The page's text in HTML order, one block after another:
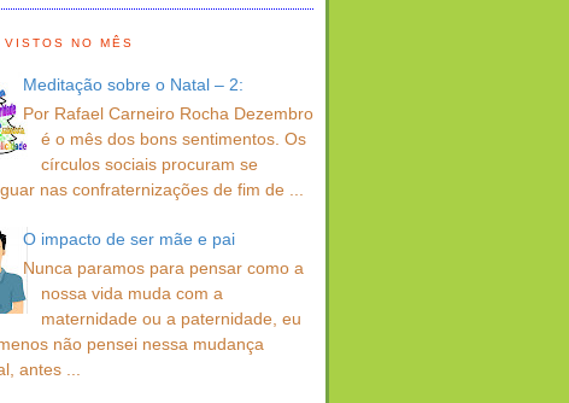
VISTOS NO MÊS
Meditação sobre o Natal – 2:
Por Rafael Carneiro Rocha Dezembro
é o mês dos bons sentimentos. Os
círculos sociais procuram se
nas confraternizações de fim de ...
O impacto de ser mãe e pai
Nunca paramos para pensar como a
nossa vida muda com a
maternidade ou a paternidade, eu
não pensei nessa mudança
antes ...